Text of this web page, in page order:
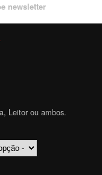
newsletter
Leitor ou ambos.